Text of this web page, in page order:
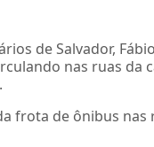
de Salvador,
nas ruas da
frota de ônibus